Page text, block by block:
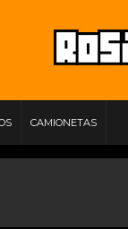
CAMIONETAS